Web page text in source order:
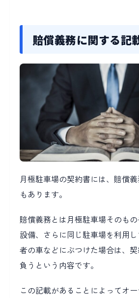
賠償義務に関する記
月極駐車場の契約書には、賠償
もあります。
賠償義務とは月極駐車場そのも
設備、さらに同じ駐車場を利用
者の車などにぶつけた場合は、
負うという内容です。
この記載があることによってオ